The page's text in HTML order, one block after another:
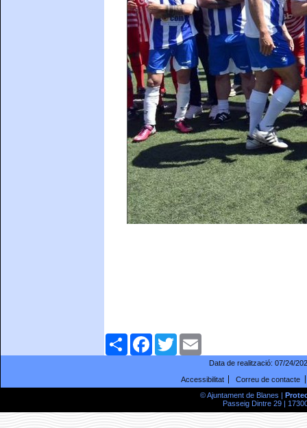
ComparteixFacebookTwitter
Data de realització: 07/24/
Accessibilitat
Correu de contacte
© Ajuntament de Blanes |
Passeig Dintre 29 |